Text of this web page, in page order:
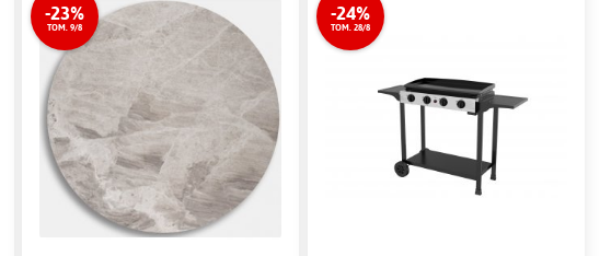
-23%
TOM. 9/8
-24%
TOM. 28/8